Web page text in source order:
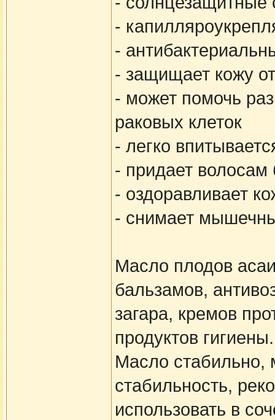
-
-
- защищает кожу
- может помочь
раковых клеток
- легко
- придает волосам
- оздоравливает
- снимает
Масло плодов
бальзамов,
загара, кремов
продуктов гигиены.
Масло стабильно,
стабильность,
использовать в